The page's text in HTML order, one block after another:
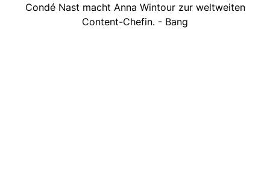
Condé Nast macht Anna Wintour zur weltweiten
Content-Chefin. - Bang